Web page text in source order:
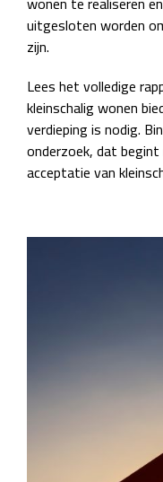
uitgesloten worden
zijn.
Lees het volledige
kleinschalig wonen
verdieping is nodig.
onderzoek, dat
acceptatie van